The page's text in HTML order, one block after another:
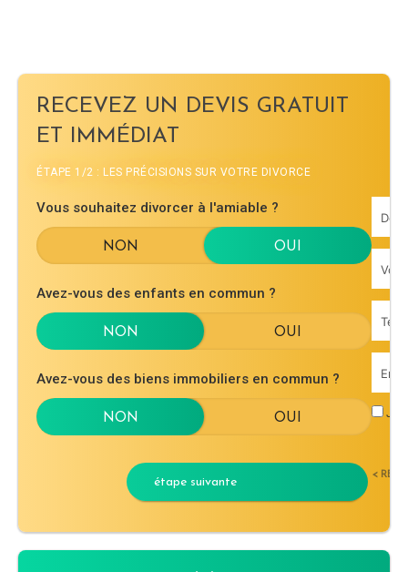
RECEVEZ UN DEVIS GRATUIT
ET IMMÉDIAT
ÉTAPE 1/2 : LES PRÉCISIONS SUR VOTRE DIVORCE
Vous souhaitez divorcer à l'amiable ?
Avez-vous des enfants en commun ?
Avez-vous des biens immobiliers en commun ?
étape suivante <